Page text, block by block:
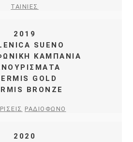
ΤΑΙΝΙΕΣ
2019
SUENO
ΚΑΜΠΑΝΙΑ
GOLD
BRONZE
ΡΑΔΙΟΦΩΝΟ
2020